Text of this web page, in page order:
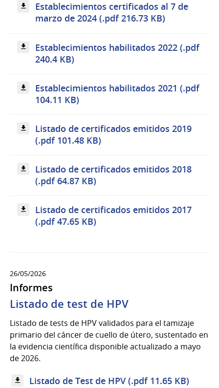
Establecimientos certificados al 7 de
marzo de 2024 (.pdf 216.73 KB)
Establecimientos habilitados 2022 (.pdf
240.4 KB)
Establecimientos habilitados 2021 (.pdf
104.11 KB)
Listado de certificados emitidos 2019
(.pdf 101.48 KB)
Listado de certificados emitidos 2018
(.pdf 64.87 KB)
Listado de certificados emitidos 2017
(.pdf 47.65 KB)
26/05/2026
Informes
Listado de test de HPV
Listado de tests de HPV validados para el tamizaje
primario del cáncer de cuello de útero, sustentado en
la evidencia científica disponible actualizado a mayo
de 2026.
Listado de Test de HPV (.pdf 11.65 KB)